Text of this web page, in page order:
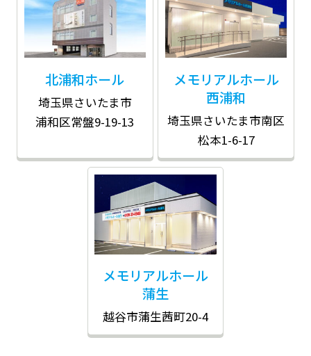
北浦和ホール
埼玉県さいたま市
浦和区常盤9-19-13
メモリアルホール
西浦和
埼玉県さいたま市南区
松本1-6-17
メモリアルホール
蒲生
越谷市蒲生茜町20-4